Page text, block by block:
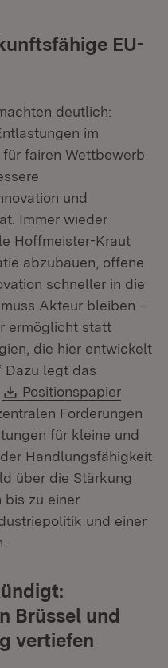
EU-
deutlich:
im
fairen Wettbewerb
und
Immer wieder
Hoffmeister-Kraut
abzubauen, offene
schneller in die
Akteur bleiben –
ermöglicht statt
die hier entwickelt
Dazu legt das
Download:
Positionspapier
Forderungen
für kleine und
Handlungsfähigkeit
über die Stärkung
bis zu einer
und einer
Brüssel und
vertiefen